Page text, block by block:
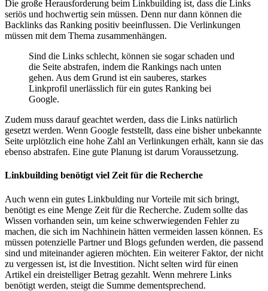
Die große Herausforderung beim Linkbuilding ist, dass die Links
seriös und hochwertig sein müssen. Denn nur dann können die
Backlinks das Ranking positiv beeinflussen. Die Verlinkungen
müssen mit dem Thema zusammenhängen.
Sind die Links schlecht, können sie sogar schaden und
die Seite abstrafen, indem die Rankings nach unten
gehen. Aus dem Grund ist ein sauberes, starkes
Linkprofil unerlässlich für ein gutes Ranking bei
Google.
Zudem muss darauf geachtet werden, dass die Links natürlich
gesetzt werden. Wenn Google feststellt, dass eine bisher unbekannte
Seite urplötzlich eine hohe Zahl an Verlinkungen erhält, kann sie das
ebenso abstrafen. Eine gute Planung ist darum Voraussetzung.
Linkbuilding benötigt viel Zeit für die Recherche
Auch wenn ein gutes Linkbulding nur Vorteile mit sich bringt,
benötigt es eine Menge Zeit für die Recherche. Zudem sollte das
Wissen vorhanden sein, um keine schwerwiegenden Fehler zu
machen, die sich im Nachhinein hätten vermeiden lassen können. Es
müssen potenzielle Partner und Blogs gefunden werden, die passend
sind und miteinander agieren möchten. Ein weiterer Faktor, der nicht
zu vergessen ist, ist die Investition. Nicht selten wird für einen
Artikel ein dreistelliger Betrag gezahlt. Wenn mehrere Links
benötigt werden, steigt die Summe dementsprechend.